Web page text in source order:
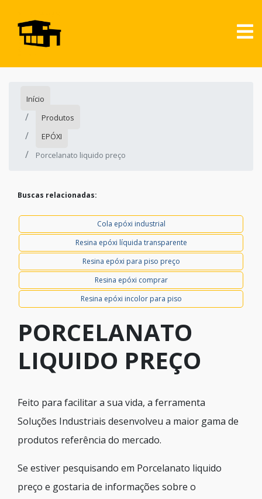
Início
Produtos
EPÓXI
Porcelanato liquido preço
Buscas relacionadas:
Cola epóxi industrial
Resina epóxi líquida transparente
Resina epóxi para piso preço
Resina epóxi comprar
Resina epóxi incolor para piso
PORCELANATO
LIQUIDO PREÇO
Feito para facilitar a sua vida, a ferramenta
Soluções Industriais desenvolveu a maior gama de
produtos referência do mercado.
Se estiver pesquisando em Porcelanato liquido
preço e gostaria de informações sobre o